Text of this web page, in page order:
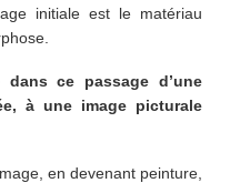
initiale est le matériau
dans ce passage d’une
à une image picturale
en devenant peinture,